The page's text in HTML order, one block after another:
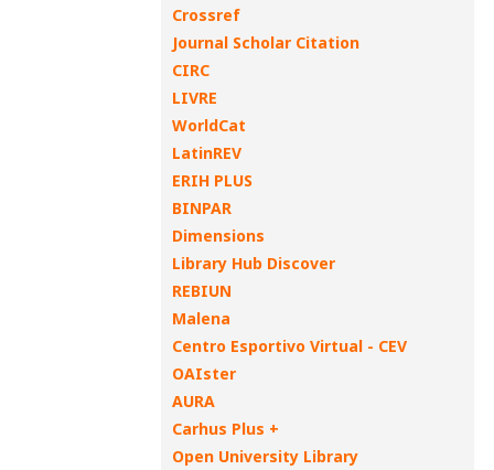
Crossref
Journal Scholar Citation
CIRC
LIVRE
WorldCat
LatinREV
ERIH PLUS
BINPAR
Dimensions
Library Hub Discover
REBIUN
Malena
Centro Esportivo Virtual - CEV
OAIster
AURA
Carhus Plus +
Open University Library